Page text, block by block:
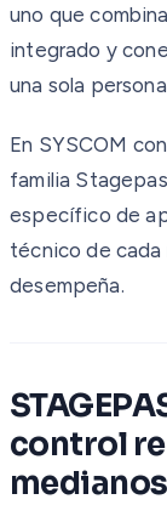
uno que
integrado y
una sola
En SYSCOM
familia
específico de
técnico de cada
desempeña.
control
medianos